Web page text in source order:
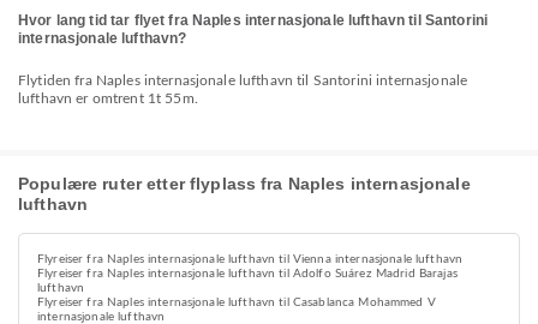
Hvor lang tid tar flyet fra Naples internasjonale lufthavn til Santorini
internasjonale lufthavn?
Flytiden fra Naples internasjonale lufthavn til Santorini internasjonale
lufthavn er omtrent 1t 55m.
Populære ruter etter flyplass fra Naples internasjonale
lufthavn
Flyreiser fra Naples internasjonale lufthavn til Vienna internasjonale lufthavn
Flyreiser fra Naples internasjonale lufthavn til Adolfo Suárez Madrid Barajas
lufthavn
Flyreiser fra Naples internasjonale lufthavn til Casablanca Mohammed V
internasjonale lufthavn